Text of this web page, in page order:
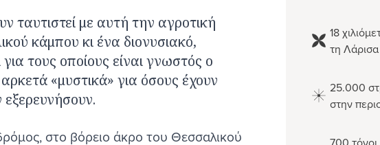
Καρδίτσα
Τρίκαλα
Καλαμπάκα
Ελασσόνα
Τύρναβος
Φάρσαλα
Πορταριά
Μακρινίτσα
Ζαγορά
Μονή Δολιανών
Θεόπετρα
Δείτε Περισσότερα
Παραδοσιακός Φούρνος
Δείτε Περισσότερα
ταυτιστεί με αυτή την αγροτική
κάμπου κι ένα διονυσιακό,
για τους οποίους είναι γνωστός ο
«μυστικά» για όσους έχουν
στο βόρειο άκρο του Θεσσαλικού
18
τη Λάρισα
25.000
στην